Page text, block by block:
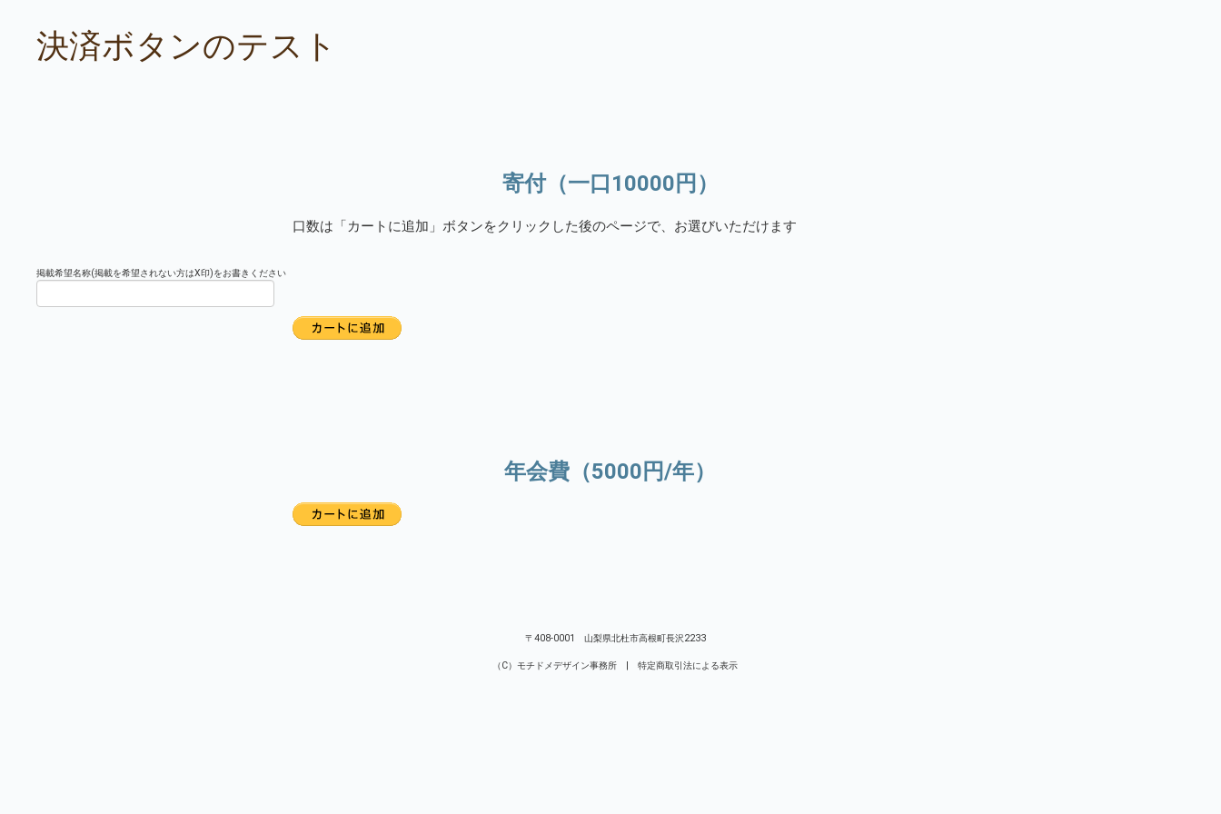
決済ボタンのテスト
寄付（一口10000円）
口数は「カートに追加」ボタンをクリックした後のページで、お選びいただけます
掲載希望名称(掲載を希望されない方はX印)をお書きください
年会費（5000円/年）
〒408-0001 山梨県北杜市高根町長沢2233
（C）モチドメデザイン事務所 | 特定商取引法による表示